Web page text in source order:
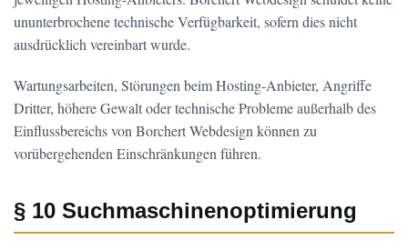
ununterbrochene technische Verfügbarkeit, sofern dies nicht
ausdrücklich vereinbart wurde.
Wartungsarbeiten, Störungen beim Hosting-Anbieter, Angriffe
Dritter, höhere Gewalt oder technische Probleme außerhalb des
Einflussbereichs von Borchert Webdesign können zu
vorübergehenden Einschränkungen führen.
§ 10 Suchmaschinenoptimierung